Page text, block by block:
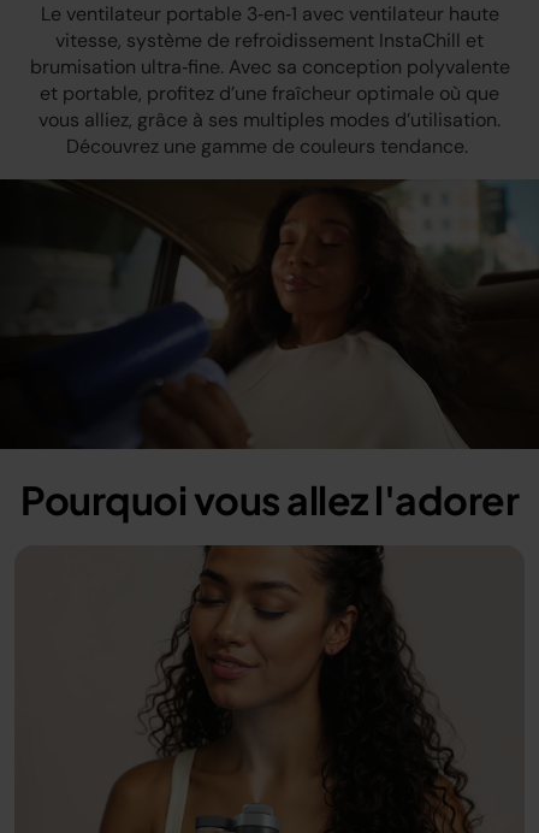
Le ventilateur portable 3‑en‑1 avec ventilateur haute
vitesse, système de refroidissement InstaChill et
brumisation ultra‑fine. Avec sa conception polyvalente
et portable, profitez d’une fraîcheur optimale où que
vous alliez, grâce à ses multiples modes d’utilisation.
Découvrez une gamme de couleurs tendance.
Pourquoi vous allez l'adorer